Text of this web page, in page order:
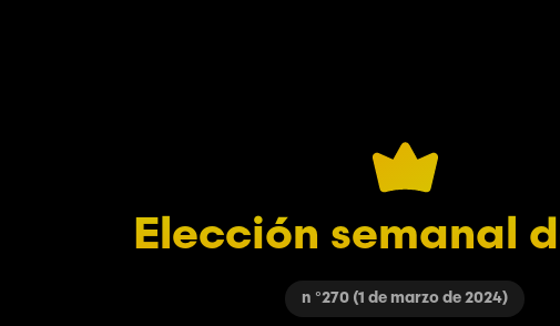
Elección semanal
n °270 (1 de marzo de 2024)